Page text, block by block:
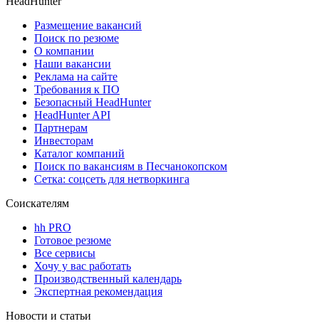
Размещение вакансий
Поиск по резюме
О компании
Наши вакансии
Реклама на сайте
Требования к ПО
Безопасный HeadHunter
HeadHunter API
Партнерам
Инвесторам
Каталог компаний
Поиск по вакансиям в Песчанокопском
Сетка: соцсеть для нетворкинга
Соискателям
hh PRO
Готовое резюме
Все сервисы
Хочу у вас работать
Производственный календарь
Экспертная рекомендация
Новости и статьи